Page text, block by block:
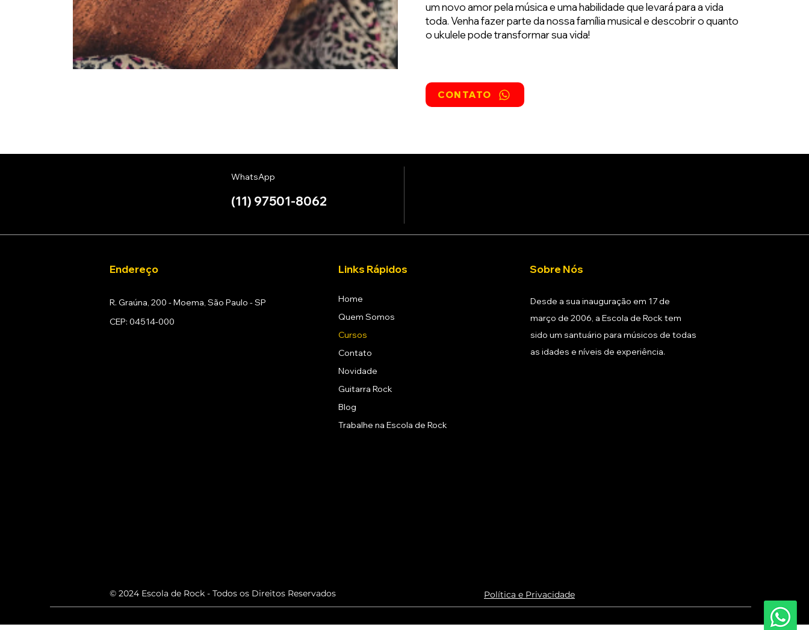
um novo amor pela música e uma habilidade que levará para a vida
toda. Venha fazer parte da nossa família musical e descobrir o quanto
o ukulele pode transformar sua vida!
CONTATO
(11) 97501-8062
WhatsApp
Endereço
R. Graúna, 200 - Moema, São Paulo - SP
CEP: 04514-000
Links Rápidos
Home
Quem Somos
Cursos
Contato
Novidade
Guitarra Rock
Blog
Trabalhe na Escola de Rock
Sobre Nós
Desde a sua inauguração em 17 de
março de 2006, a Escola de Rock tem
sido um santuário para músicos de todas
as idades e níveis de experiência.
© 2024 Escola de Rock - Todos os Direitos Reservados Política e Privacidade